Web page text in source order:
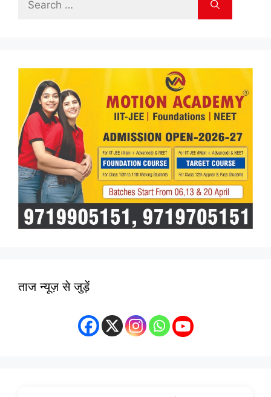
ताज न्यूज़ से जुड़ें